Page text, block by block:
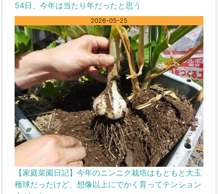
54日、今年は当たり年だったと思う
2026-05-25
【家庭菜園日記】今年のニンニク栽培はもともと大玉
種球だったけど、想像以上にでかく育ってテンション